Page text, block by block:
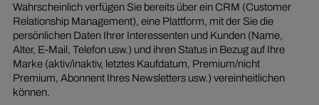
Wahrscheinlich verfügen Sie bereits über ein CRM (Customer
Relationship Management), eine Plattform, mit der Sie die
persönlichen Daten Ihrer Interessenten und Kunden (Name,
Alter, E-Mail, Telefon usw.) und ihren Status in Bezug auf Ihre
Marke (aktiv/inaktiv, letztes Kaufdatum, Premium/nicht
Premium, Abonnent Ihres Newsletters usw.) vereinheitlichen
können.